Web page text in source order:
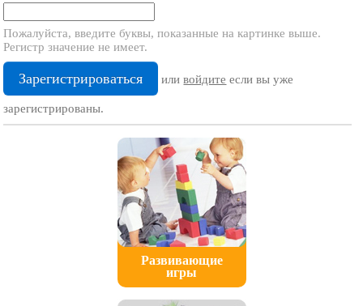
Пожалуйста, введите буквы, показанные на картинке выше.
Регистр значение не имеет.
иливойдите если вы уже
зарегистрированы.
Развивающие
игры